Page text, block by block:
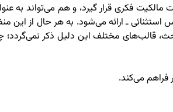
فکری قرار گیرد، و هم می‌تواند به
ـ ارائه می‌شود. به هر حال از این
قالب‌های مختلف این دلیل ذکر نمی‌گردد؛
فراهم می‌کند.